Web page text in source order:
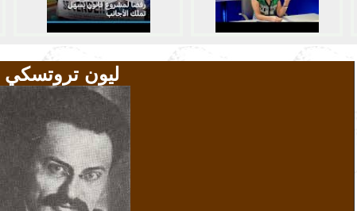
ليون تروتسكي